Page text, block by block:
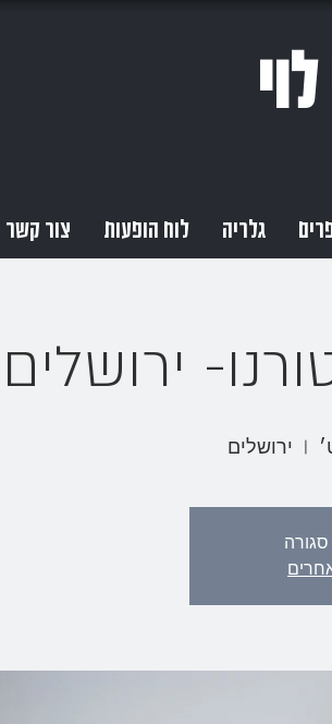
גלריה לוח הופעות צור קשר
ירושלים
  |
ירושלים